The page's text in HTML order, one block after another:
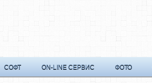
СОФТ ON-LINE СЕРВИС ФОТО